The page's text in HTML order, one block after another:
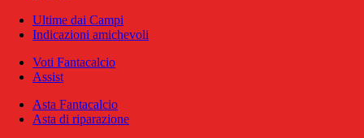
Ultime dai Campi
Indicazioni amichevoli
Voti Fantacalcio
Assist
Asta Fantacalcio
Asta di riparazione